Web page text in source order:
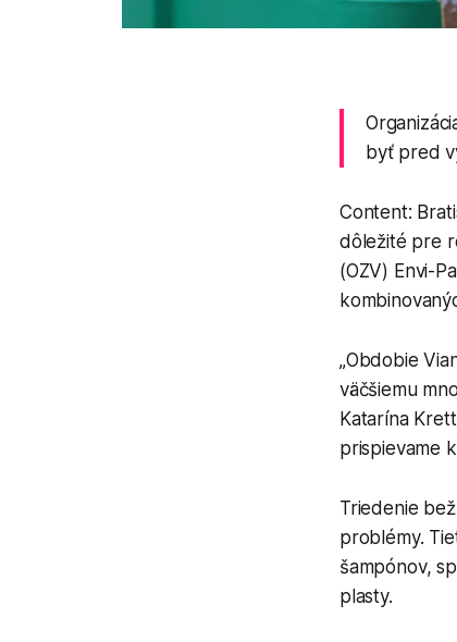
byť pred
Content:
dôležité pre
(OZV) Envi-
„Obdobie
väčšiemu
Katarína
prispievame
Triedenie
problémy.
šampónov,
plasty.